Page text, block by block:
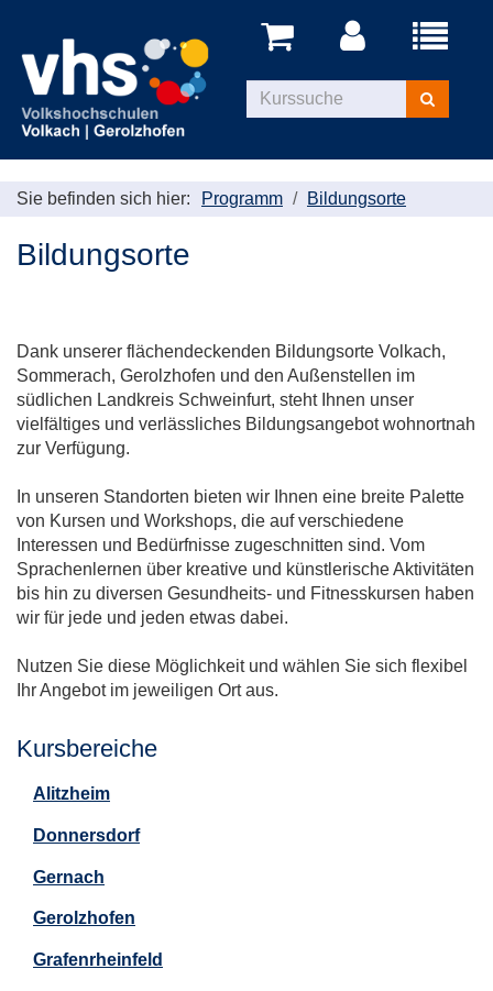
Menü
Kurse
suchen
Sie befinden sich hier: Programm Bildungsorte
Bildungsorte
Dank unserer flächendeckenden Bildungsorte Volkach,
Sommerach, Gerolzhofen und den Außenstellen im
südlichen Landkreis Schweinfurt, steht Ihnen unser
vielfältiges und verlässliches Bildungsangebot wohnortnah
zur Verfügung.
In unseren Standorten bieten wir Ihnen eine breite Palette
von Kursen und Workshops, die auf verschiedene
Interessen und Bedürfnisse zugeschnitten sind. Vom
Sprachenlernen über kreative und künstlerische Aktivitäten
bis hin zu diversen Gesundheits- und Fitnesskursen haben
wir für jede und jeden etwas dabei.
Nutzen Sie diese Möglichkeit und wählen Sie sich flexibel
Ihr Angebot im jeweiligen Ort aus.
Kursbereiche
Alitzheim
Donnersdorf
Gernach
Gerolzhofen
Grafenrheinfeld